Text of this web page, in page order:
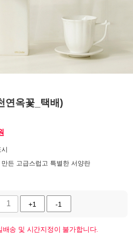
연옥꽃_택배)
든 고급스럽고 특별한 서양란
+1 -1
송 및 시간지정이 불가합니다.